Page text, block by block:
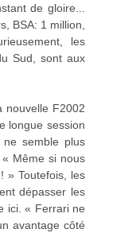
de gloire...
BSA: 1 million,
les
Sud, sont aux
nouvelle F2002
longue session
ne semble plus
Même si nous
» Toutefois, les
dépasser les
ici. « Ferrari ne
avantage côté